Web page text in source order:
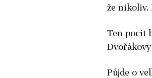
že nikoliv.
Ten pocit
Půjde o